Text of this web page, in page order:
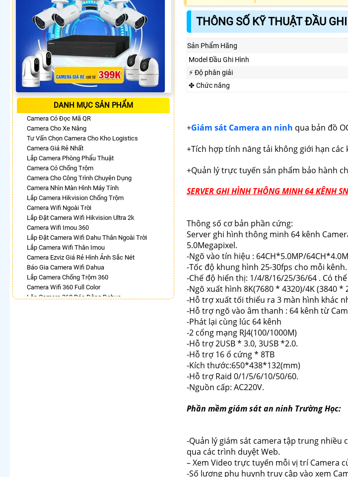
DANH MỤC SẢN PHẨM
Camera Có Đọc Mã QR
Camera Cho Xe Nâng
Tư Vấn Chọn Camera Cho Kho Logistics
Camera Giá Rẻ Nhất
Lắp Camera Phòng Phẩu Thuật
Camera Có Chống Trộm
Camera Cho Công Trình Chuyên Dụng
Camera Nhìn Màn Hình Máy Tính
Lắp Camera Hikvision Chống Trộm
Camera Wifi Ngoài Trời
Lắp Đặt Camera Wifi Hikvision Ultra 2k
Camera Wifi Imou 360
Lắp Đặt Camera Wifi Dahu Thân Ngoài Trời
Lắp Camera Wifi Thân Imou
Camera Ezviz Giá Rẻ Hình Ảnh Sắc Nét
Báo Gia Camera Wifi Dahua
Lắp Camera Chống Trộm 360
Camera Wifi 360 Full Color
Lăp Camera 360 Báo Động Dahua
THÔNG SỐ KỸ THUẬT ĐẦU
Sản Phẩm Hãng
Model Đầu Ghi Hình
️⚡ Độ phân giải
✤ Chức năng
+Giám sát Camera an ninh qua bản đồ
+Tích hợp tính năng tải không giới hạn
+Quản lý trực tuyến sản phẩm bảo hành
SERVER GHI HÌNH THÔNG MINH 64 KÊNH
Thông số cơ bản phần cứng:
Server ghi hình thông minh 64 kênh
5.0Megapixel.
-Ngõ vào tín hiệu : 64CH*5.0MP/
-Tốc độ khung hình 25-30fps cho mỗi kênh.
-Chế độ hiển thị: 1/4/8/16/25/36/64 . Có
-Ngõ xuất hình 8K(7680 * 4320)/4K (3840 *
-Hỗ trợ xuất tối thiểu ra 3 màn hình khác
-Hỗ trợ ngõ vào âm thanh : 64 kênh từ
-Phát lại cùng lúc 64 kênh
-2 cổng mạng RJ4(100/1000M)
-Hỗ trợ 2USB * 3.0, 3USB *2.0.
-Hỗ trợ 16 ổ cứng * 8TB
-Kích thước:650*438*132(mm)
-Hỗ trợ Raid 0/1/5/6/10/50/60.
-Nguồn cấp: AC220V.
Phần mềm giám sát an ninh Trường Học:
-Quản lý giám sát camera tập trung nhiều
qua các trình duyệt Web.
– Xem Video trực tuyến mỗi vị trí Camera
-Số lượng phụ huynh truy cập vào xem